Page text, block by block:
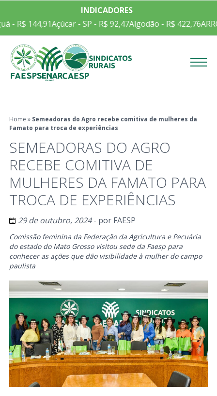
INDICADORES
- R$ 144,91Açúcar - SP - R$ 92,47Algodão - R$ 422,76
Home » Semeadoras do Agro recebe comitiva de mulheres da
Famato para troca de experiências
SEMEADORAS DO AGRO
RECEBE COMITIVA DE
MULHERES DA FAMATO PARA
TROCA DE EXPERIÊNCIAS
29 de outubro, 2024- por FAESP
Comissão feminina da Federação da Agricultura e Pecuária
do estado do Mato Grosso visitou sede da Faesp para
conhecer as ações que dão visibilidade à mulher do campo
paulista